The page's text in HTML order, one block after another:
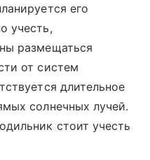
его
учесть,
размещаться
от систем
длительное
солнечных лучей.
стоит учесть